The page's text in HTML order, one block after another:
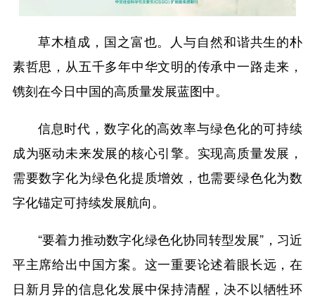
草木植成，国之富也。人与自然和谐共生的朴
素哲思，从五千多年中华文明的传承中一路走来，
镌刻在今日中国的高质量发展蓝图中。
信息时代，数字化的高效率与绿色化的可持续
成为驱动未来发展的核心引擎。实现高质量发展，
需要数字化为绿色化提质增效，也需要绿色化为数
字化锚定可持续发展航向。
“要着力推动数字化绿色化协同转型发展”，习近
平主席给出中国方案。这一重要论述着眼长远，在
日新月异的信息化发展中保持清醒，决不以牺牲环